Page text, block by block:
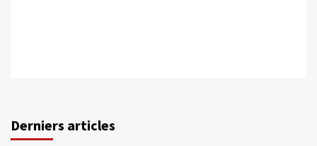
Derniers articles